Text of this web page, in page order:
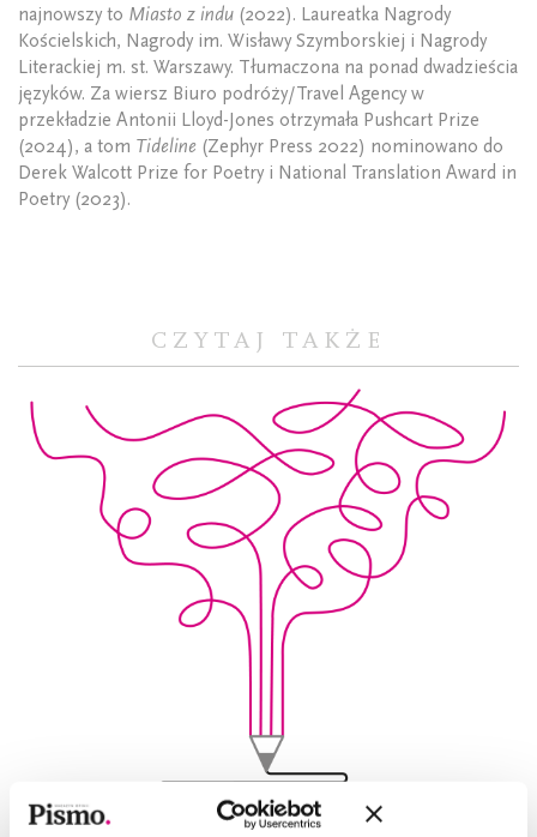
najnowszy to Miasto z indu (2022). Laureatka Nagrody
Kościelskich, Nagrody im. Wisławy Szymborskiej i Nagrody
Literackiej m. st. Warszawy. Tłumaczona na ponad dwadzieścia
języków. Za wiersz Biuro podróży/Travel Agency w
przekładzie Antonii Lloyd-Jones otrzymała Pushcart Prize
(2024), a tom Tideline (Zephyr Press 2022) nominowano do
Derek Walcott Prize for Poetry i National Translation Award in
Poetry (2023).
CZYTAJ TAKŻE